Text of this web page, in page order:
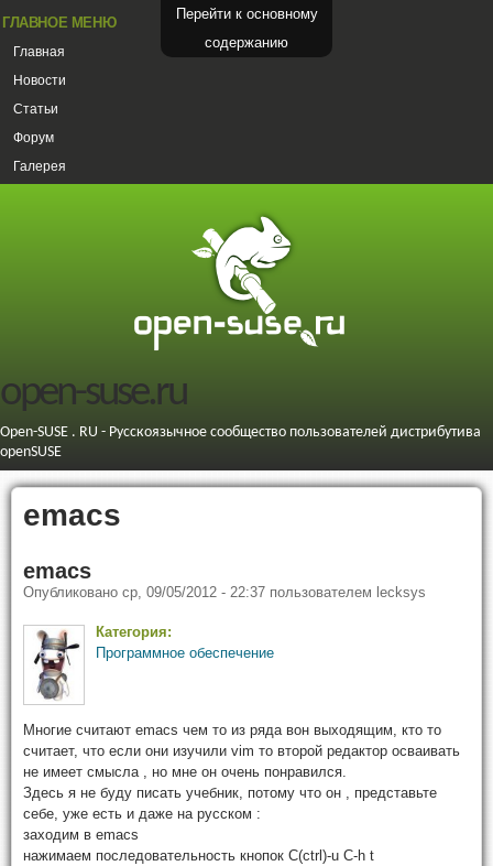
Перейти к основному
содержанию
ГЛАВНОЕ МЕНЮ
Главная
Новости
Статьи
Форум
Галерея
open-suse.ru
Open-SUSE . RU - Русскоязычное сообщество пользователей дистрибутива
openSUSE
emacs
emacs
Опубликовано ср, 09/05/2012 - 22:37 пользователем lecksys
Категория:
Программное обеспечение
Многие считают emacs чем то из ряда вон выходящим, кто то
считает, что если они изучили vim то второй редактор осваивать
не имеет смысла , но мне он очень понравился.
Здесь я не буду писать учебник, потому что он , представьте
себе, уже есть и даже на русском :
заходим в emacs
нажимаем последовательность кнопок C(ctrl)-u C-h t